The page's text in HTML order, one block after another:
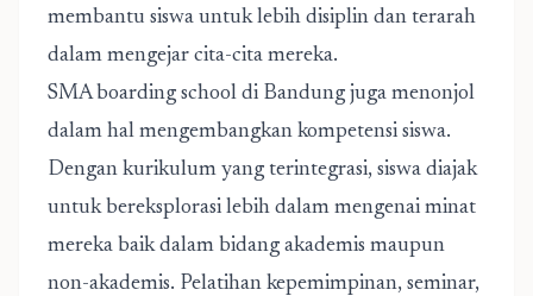
membantu siswa untuk lebih disiplin dan terarah
dalam mengejar cita-cita mereka.
SMA boarding school di Bandung juga menonjol
dalam hal mengembangkan kompetensi siswa.
Dengan kurikulum yang terintegrasi, siswa diajak
untuk bereksplorasi lebih dalam mengenai minat
mereka baik dalam bidang akademis maupun
non-akademis. Pelatihan kepemimpinan, seminar,